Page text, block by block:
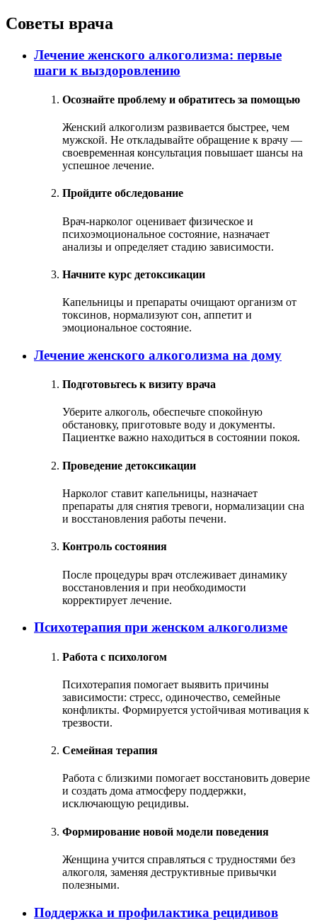
Советы врача
Лечение женского алкоголизма: первые
шаги к выздоровлению
Осознайте проблему и обратитесь за помощью
Женский алкоголизм развивается быстрее, чем
мужской. Не откладывайте обращение к врачу —
своевременная консультация повышает шансы на
успешное лечение.
Пройдите обследование
Врач-нарколог оценивает физическое и
психоэмоциональное состояние, назначает
анализы и определяет стадию зависимости.
Начните курс детоксикации
Капельницы и препараты очищают организм от
токсинов, нормализуют сон, аппетит и
эмоциональное состояние.
Лечение женского алкоголизма на дому
Подготовьтесь к визиту врача
Уберите алкоголь, обеспечьте спокойную
обстановку, приготовьте воду и документы.
Пациентке важно находиться в состоянии покоя.
Проведение детоксикации
Нарколог ставит капельницы, назначает
препараты для снятия тревоги, нормализации сна
и восстановления работы печени.
Контроль состояния
После процедуры врач отслеживает динамику
восстановления и при необходимости
корректирует лечение.
Психотерапия при женском алкоголизме
Работа с психологом
Психотерапия помогает выявить причины
зависимости: стресс, одиночество, семейные
конфликты. Формируется устойчивая мотивация к
трезвости.
Семейная терапия
Работа с близкими помогает восстановить доверие
и создать дома атмосферу поддержки,
исключающую рецидивы.
Формирование новой модели поведения
Женщина учится справляться с трудностями без
алкоголя, заменяя деструктивные привычки
полезными.
Поддержка и профилактика рецидивов